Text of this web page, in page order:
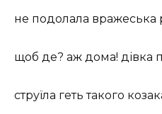
не подолала вражеська
щоб де? аж дома! дівка
струїла геть такого